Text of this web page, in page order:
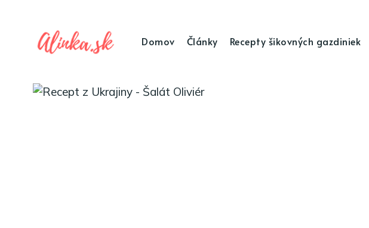
Domov Články Recepty šikovných gazdiniek